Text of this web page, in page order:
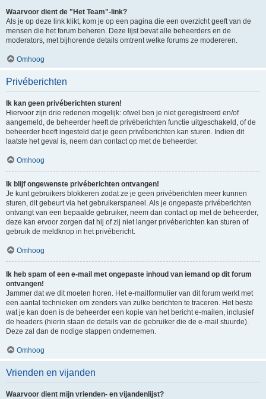
Waarvoor dient de "Het Team"-link?
Als je op deze link klikt, kom je op een pagina die een overzicht geeft van de
mensen die het forum beheren. Deze lijst bevat alle beheerders en de
moderators, met bijhorende details omtrent welke forums ze modereren.
Omhoog
Privéberichten
Ik kan geen privéberichten sturen!
Hiervoor zijn drie redenen mogelijk: ofwel ben je niet geregistreerd en/of
aangemeld, de beheerder heeft de privéberichten functie uitgeschakeld, of de
beheerder heeft ingesteld dat je geen privéberichten kan sturen. Indien dit
laatste het geval is, neem dan contact op met de beheerder.
Omhoog
Ik blijf ongewenste privéberichten ontvangen!
Je kunt gebruikers blokkeren zodat ze je geen privéberichten meer kunnen
sturen, dit gebeurt via het gebruikerspaneel. Als je ongepaste privéberichten
ontvangt van een bepaalde gebruiker, neem dan contact op met de beheerder,
deze kan ervoor zorgen dat hij of zij niet langer privéberichten kan sturen of
gebruik de meldknop in het privébericht.
Omhoog
Ik heb spam of een e-mail met ongepaste inhoud van iemand op dit forum
ontvangen!
Jammer dat we dit moeten horen. Het e-mailformulier van dit forum werkt met
een aantal technieken om zenders van zulke berichten te traceren. Het beste
wat je kan doen is de beheerder een kopie van het bericht e-mailen, inclusief
de headers (hierin staan de details van de gebruiker die de e-mail stuurde).
Deze zal dan de nodige stappen ondernemen.
Omhoog
Vrienden en vijanden
Waarvoor dient mijn vrienden- en vijandenlijst?